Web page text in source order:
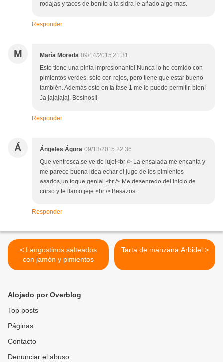
rodajas y tacos de bonito a la sidra le añado algo mas.
Responder
M María Moreda 09/14/2015 21:31
Esto tiene una pinta impresionante! Nunca lo he comido con
pimientos verdes, sólo con rojos, pero tiene que estar bueno
también. Además esto en la fase 1 me lo puedo permitir, bien!
Ja jajajajaj. Besinos!!
Responder
Á Ángeles Ágora 09/13/2015 22:36
Que ventresca,se ve de lujo!<br /> La ensalada me encanta y
me parece buena idea echar el jugo de los pimientos
asados,un toque genial.<br /> Me desenredo del inicio de
curso y te llamo,jeje.<br /> Besazos.
Responder
< Langostinos salteados
con jamón y pimientos
Tarta de manzana Arbidel >
Alojado por Overblog
Top posts
Páginas
Contacto
Denunciar el abuso